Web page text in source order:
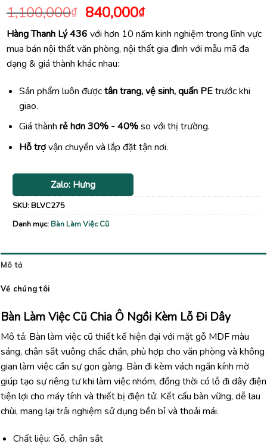
1,100,000₫ Giá
gốc
là:
1,100,000₫.
840,000₫Giá
hiện
tại
là:
Hàng Thanh Lý 436 với hơn 10 năm kinh nghiệm trong lĩnh vực
mua bán nội thất văn phòng, nội thất gia đình với mẫu mã đa
dạng & giá thành khác nhau:
Sản phẩm luôn đượctân trang, vệ sinh, quấn PEtrước khi
giao.
Giá thành rẻ hơn 30% - 40%so với thị trường.
Hỗ trợvận chuyển và lắp đặt tận nơi.
Zalo: Hưng
SKU:BLVC275
Danh mục:Bàn Làm Việc Cũ
Mô tả
Về chúng tôi
Bàn Làm Việc Cũ Chia Ô Ngồi Kèm Lỗ Đi Dây
Mô tả: Bàn làm việc cũ thiết kế hiện đại với mặt gỗ MDF màu
sáng, chân sắt vuông chắc chắn, phù hợp cho văn phòng và không
gian làm việc cần sự gọn gàng. Bàn đi kèm vách ngăn kính mờ
giúp tạo sự riêng tư khi làm việc nhóm, đồng thời có lỗ đi dây điện
tiện lợi cho máy tính và thiết bị điện tử. Kết cấu bàn vững, dễ lau
chùi, mang lại trải nghiệm sử dụng bền bỉ và thoải mái.
Chất liệu: Gỗ, chân sắt